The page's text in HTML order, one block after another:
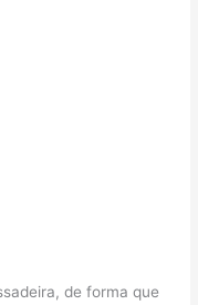
de forma que